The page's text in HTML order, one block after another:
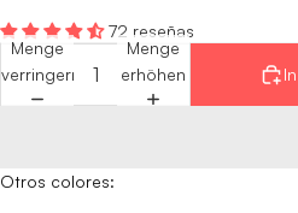
72 reseñas
Menge
verringern
Menge
erhöhen
Otros colores: